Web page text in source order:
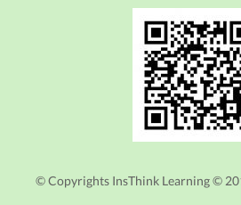
© Copyrights InsThink Learning ©